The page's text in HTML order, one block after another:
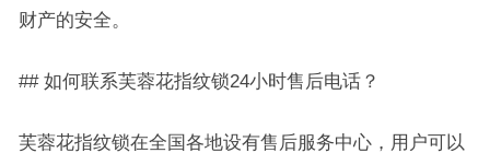
财产的安全。
## 如何联系芙蓉花指纹锁24小时售后电话？
芙蓉花指纹锁在全国各地设有售后服务中心，用户可以